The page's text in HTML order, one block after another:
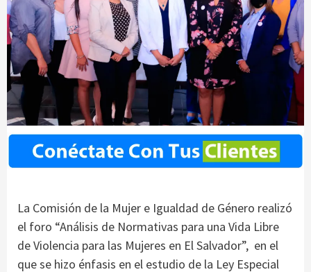
La Comisión de la Mujer e Igualdad de Género realizó
el foro “Análisis de Normativas para una Vida Libre
de Violencia para las Mujeres en El Salvador”, en el
que se hizo énfasis en el estudio de la Ley Especial